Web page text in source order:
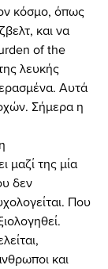
κόσμο, όπως
και να
of the
λευκής
Αυτά
Σήμερα η
μαζί της μία
δεν
Που
και